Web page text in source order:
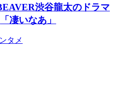
渋谷龍太のドラマ
凄いなあ」
タメ